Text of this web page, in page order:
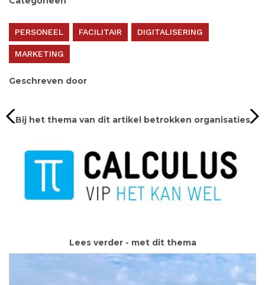
PERSONEEL FACILITAIR DIGITALISERING
MARKETING
Geschreven door
Bij het thema van dit artikel betrokken organisaties
Lees verder - met dit thema